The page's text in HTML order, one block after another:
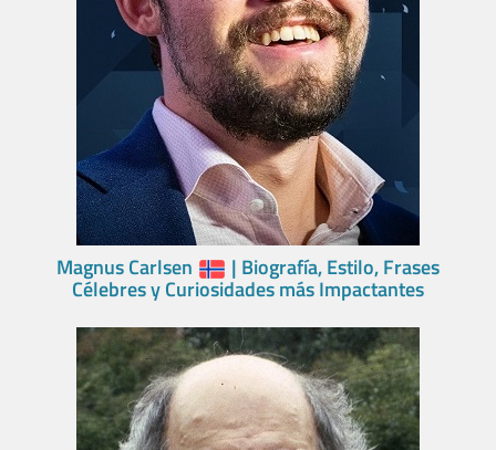
Magnus Carlsen | Biografía, Estilo, Frases
Célebres y Curiosidades más Impactantes